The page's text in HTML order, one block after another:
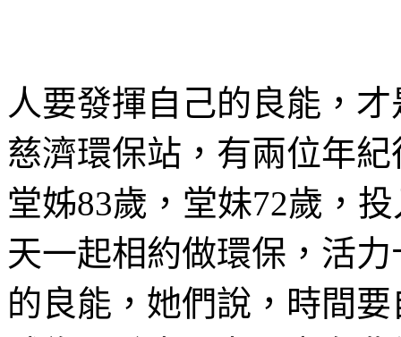
人要發揮自己的良能，
慈濟環保站，有兩位年
堂姊83歲，堂妹72歲，
天一起相約做環保，活
的良能，她們說，時間